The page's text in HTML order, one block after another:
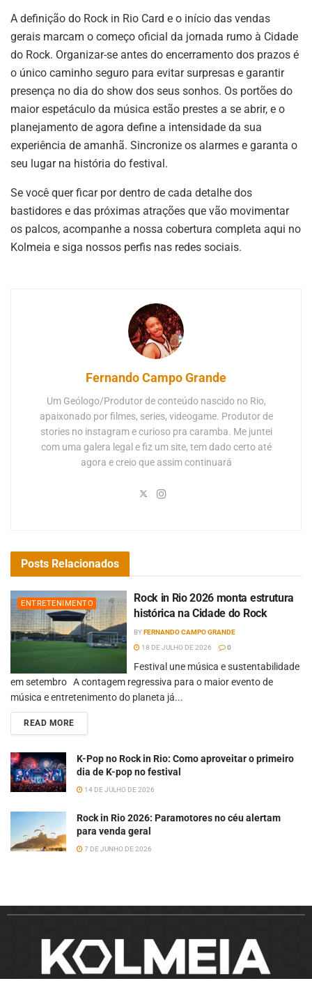
A definição do Rock in Rio Card e o início das vendas
gerais marcam o começo oficial da jornada rumo à Cidade
do Rock. Organizar-se antes do encerramento dos prazos é
o único caminho seguro para evitar surpresas e garantir
presença no dia do show dos seus sonhos. Os portões do
maior espetáculo da música estão prestes a se abrir, e o
planejamento de agora define a intensidade da sua
experiência de amanhã. Sincronize os alarmes e garanta o
seu lugar na história do festival.
Se você quer ficar por dentro de cada detalhe dos
bastidores e das próximas atrações que vão movimentar
os palcos, acompanhe a nossa cobertura completa aqui no
Kolmeia e siga nossos perfis nas redes sociais.
Fernando Campo Grande
Um Geólogo/Produtor de conteúdo nascido no Rio,
apaixonado por filmes, series, videogame. Produtor de
stories no instagram e curioso pra caramba. Me juntei
com uma galera legal e fiz um site, tem dado certo até
agora e creio que assim continuará
Posts Relacionados
ENTRETENIMENTO
Rock in Rio 2026 monta estrutura
histórica na Cidade do Rock
BYFERNANDO CAMPO GRANDE
18 DE JULHO DE 2026
0
Festival une música e sustentabilidade
em setembro A contagem regressiva para o maior evento de
música e entretenimento do planeta já...
READ MORE
K-Pop no Rock in Rio: Como aproveitar o primeiro
dia de K-pop no festival
14 DE JULHO DE 2026
Rock in Rio 2026: Paramotores no céu alertam
para venda geral
7 DE JUNHO DE 2026